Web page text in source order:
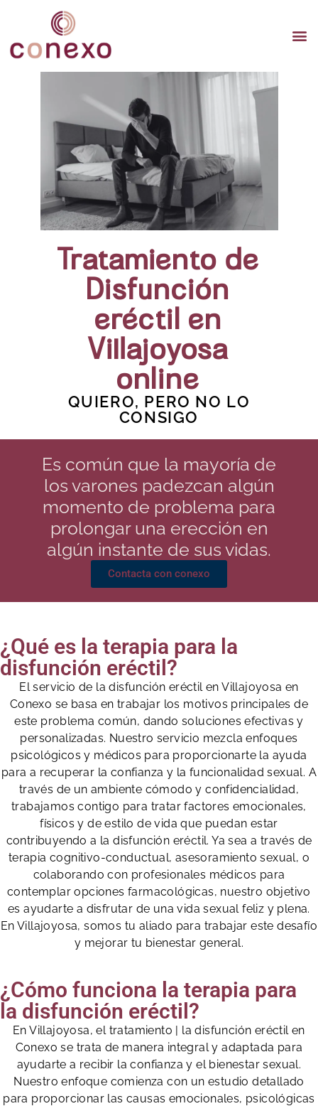
Tratamiento de
Disfunción
eréctil en
Villajoyosa
online
QUIERO, PERO NO LO
CONSIGO
Es común que la mayoría de
los varones padezcan algún
momento de problema para
prolongar una erección en
algún instante de sus vidas.
Contacta con conexo
¿Qué es la terapia para la
disfunción eréctil?
El servicio de la disfunción eréctil en Villajoyosa en
Conexo se basa en trabajar los motivos principales de
este problema común, dando soluciones efectivas y
personalizadas. Nuestro servicio mezcla enfoques
psicológicos y médicos para proporcionarte la ayuda
para a recuperar la confianza y la funcionalidad sexual. A
través de un ambiente cómodo y confidencialidad,
trabajamos contigo para tratar factores emocionales,
físicos y de estilo de vida que puedan estar
contribuyendo a la disfunción eréctil. Ya sea a través de
terapia cognitivo-conductual, asesoramiento sexual, o
colaborando con profesionales médicos para
contemplar opciones farmacológicas, nuestro objetivo
es ayudarte a disfrutar de una vida sexual feliz y plena.
En Villajoyosa, somos tu aliado para trabajar este desafío
y mejorar tu bienestar general.
¿Cómo funciona la terapia para
la disfunción eréctil?
En Villajoyosa, el tratamiento | la disfunción eréctil en
Conexo se trata de manera integral y adaptada para
ayudarte a recibir la confianza y el bienestar sexual.
Nuestro enfoque comienza con un estudio detallado
para proporcionar las causas emocionales, psicológicas